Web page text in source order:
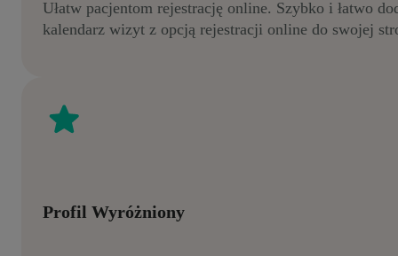
Ułatw pacjentom rejestrację online. Szybko i łatwo
kalendarz wizyt z opcją rejestracji online do swojej
Profil Wyróżniony